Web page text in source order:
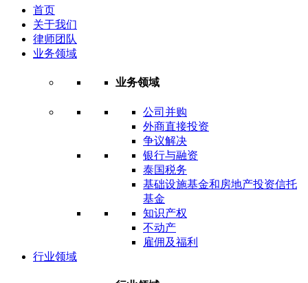
首页
关于我们
律师团队
业务领域
业务领域
公司并购
外商直接投资
争议解决
银行与融资
泰国税务
基础设施基金和房地产投资信托
基金
知识产权
不动产
雇佣及福利
行业领域